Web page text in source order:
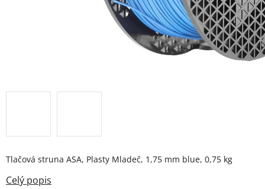
Tlačová struna ASA, Plasty Mladeč, 1,75 mm blue, 0,75 kg